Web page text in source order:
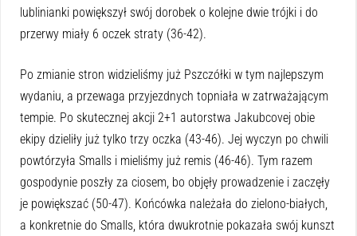
lublinianki powiększył swój dorobek o kolejne dwie trójki i do
przerwy miały 6 oczek straty (36-42).
Po zmianie stron widzieliśmy już Pszczółki w tym najlepszym
wydaniu, a przewaga przyjezdnych topniała w zatrważającym
tempie. Po skutecznej akcji 2+1 autorstwa Jakubcovej obie
ekipy dzieliły już tylko trzy oczka (43-46). Jej wyczyn po chwili
powtórzyła Smalls i mieliśmy już remis (46-46). Tym razem
gospodynie poszły za ciosem, bo objęły prowadzenie i zaczęły
je powiększać (50-47). Końcówka należała do zielono-białych,
a konkretnie do Smalls, która dwukrotnie pokazała swój kunszt